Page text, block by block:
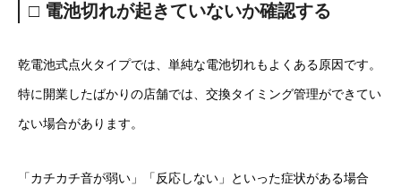
□ 電池切れが起きていないか確認する
乾電池式点火タイプでは、単純な電池切れもよくある原因です。
特に開業したばかりの店舗では、交換タイミング管理ができてい
ない場合があります。
「カチカチ音が弱い」「反応しない」といった症状がある場合